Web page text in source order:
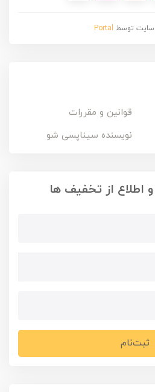
توسط Portal
قوانین و مقررات
نویسنده سیناپسی شو
اطلاع از تخفیف ها
ثبت‌نام